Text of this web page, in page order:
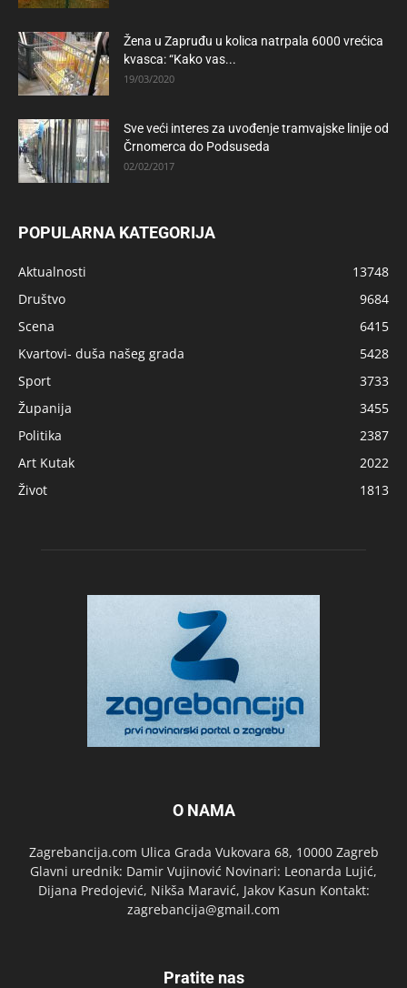
Žena u Zapruđu u kolica natrpala 6000 vrećica
kvasca: “Kako vas...
19/03/2020
Sve veći interes za uvođenje tramvajske linije od
Črnomerca do Podsuseda
02/02/2017
POPULARNA KATEGORIJA
Aktualnosti
13748
Društvo
9684
Scena
6415
Kvartovi- duša našeg grada
5428
Sport
3733
Županija
3455
Politika
2387
Art Kutak
2022
Život
1813
O NAMA
Zagrebancija.com Ulica Grada Vukovara 68, 10000 Zagreb
Glavni urednik: Damir Vujinović Novinari: Leonarda Lujić,
Dijana Predojević, Nikša Maravić, Jakov Kasun Kontakt:
zagrebancija@gmail.com
Pratite nas